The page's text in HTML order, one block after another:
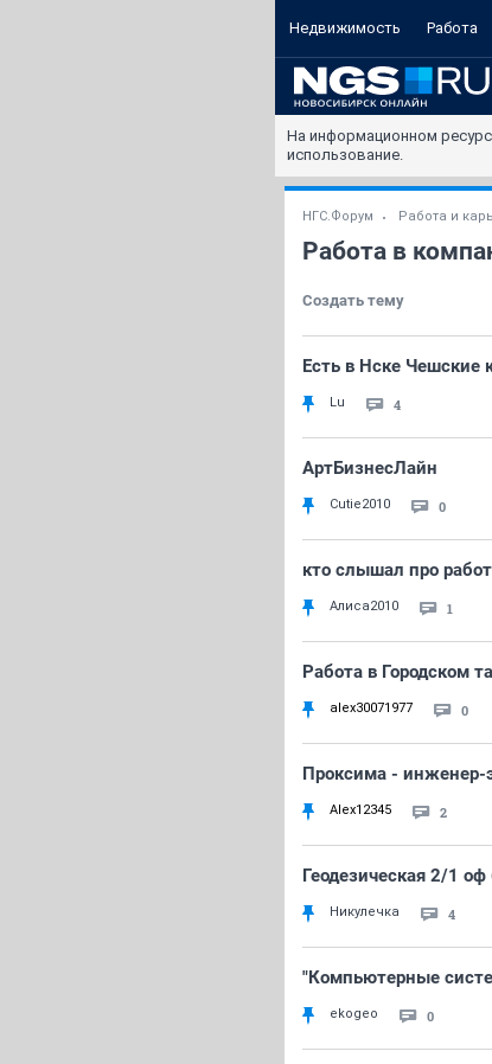
Недвижимость Работа
На информационном
использование.
НГС.Форум Работа и
Работа в
Создать тему
Есть в Нске Чешские
Lu 4
АртБизнесЛайн
Cutie2010 0
кто слышал про
Алиса2010 1
Работа в Городском
alex30071977 0
Проксима - инженер-
Alex12345 2
Геодезическая 2/1
Никулечка 4
"Компьютерные
ekogeo 0